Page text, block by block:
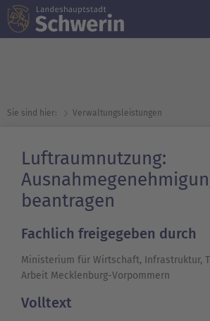
Sie sind hier: Verwaltungsleistungen
Luftraumnutzung:
beantragen
Fachlich freigegeben durch
Ministerium für Wirtschaft, Infrastruktur,
Arbeit Mecklenburg-Vorpommern
Volltext